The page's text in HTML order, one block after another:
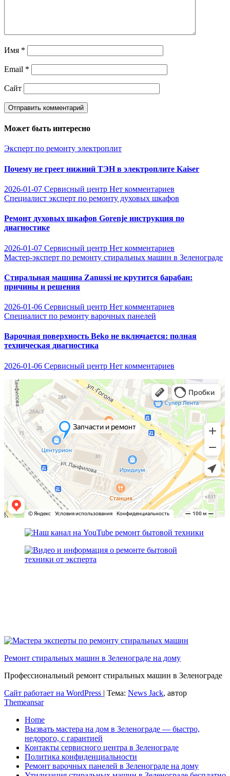
Имя *
Email *
Сайт
Может быть интересно
Эксперт по ремонту электроплит
Почему не греет нижний ТЭН в электроплите Kaiser
2026-01-07 Сервисный центр Нет комментариев
Специалист эксперт по ремонту духовых шкафов
Ремонт духовых шкафов Gorenje инструкция по
диагностике
2026-01-07 Сервисный центр Нет комментариев
Мастер-эксперт по ремонту стиральных машин в Зеленограде
Стиральная машина Zanussi не крутится барабан:
причины и решения
2026-01-06 Сервисный центр Нет комментариев
Специалист по ремонту варочных панелей
Варочная поверхность Beko не включается: полная
техническая диагностика
2026-01-06 Сервисный центр Нет комментариев
Ремонт стиральных машин в Зеленограде на дому
Профессиональный ремонт стиральных машин в Зеленограде
Сайт работает на WordPress | Тема: News Jack, автор
Themeansar
Home
Вызвать мастера на дом в Зеленограде — быстро,
недорого, с гарантией
Контакты сервисного центра в Зеленограде
Политика конфиденциальности
Ремонт варочных панелей в Зеленограде на дому